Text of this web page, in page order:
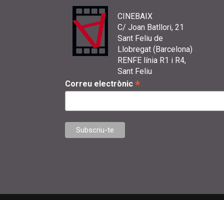
CINEBAIX
C/ Joan Batllori, 21
Sant Feliu de
Llobregat (Barcelona)
RENFE línia R1 i R4,
Sant Feliu
Correu electrònic *